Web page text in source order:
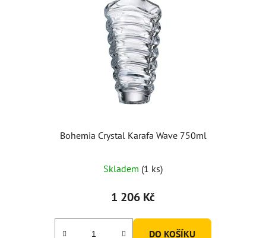
Bohemia Crystal Karafa Wave 750ml
Skladem (1 ks)
1 206 Kč
DO KOŠÍKU